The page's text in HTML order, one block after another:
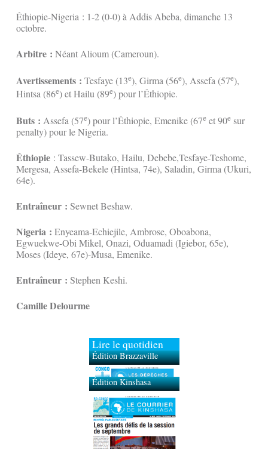
Éthiopie-Nigeria : 1-2 (0-0) à Addis Abeba, dimanche 13
octobre.
Arbitre : Néant Alioum (Cameroun).
Avertissements : Tesfaye (13e), Girma (56e), Assefa (57e),
Hintsa (86e) et Hailu (89e) pour l’Éthiopie.
Buts : Assefa (57e) pour l’Éthiopie, Emenike (67e et 90e sur
penalty) pour le Nigeria.
Éthiopie : Tassew-Butako, Hailu, Debebe,Tesfaye-Teshome,
Mergesa, Assefa-Bekele (Hintsa, 74e), Saladin, Girma (Ukuri,
64e).
Entraîneur : Sewnet Beshaw.
Nigeria : Enyeama-Echiejile, Ambrose, Oboabona,
Egwuekwe-Obi Mikel, Onazi, Oduamadi (Igiebor, 65e),
Moses (Ideye, 67e)-Musa, Emenike.
Entraîneur : Stephen Keshi.
Camille Delourme
Lire le quotidien
Édition Brazzaville
Édition Kinshasa